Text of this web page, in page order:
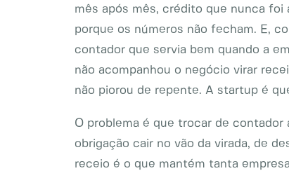
mês após mês, crédito que nunca foi
porque os números não fecham. E,
contador que servia bem quando a
não acompanhou o negócio virar
não piorou de repente. A startup é
O problema é que trocar de
obrigação cair no vão da virada, de
receio é o que mantém tanta